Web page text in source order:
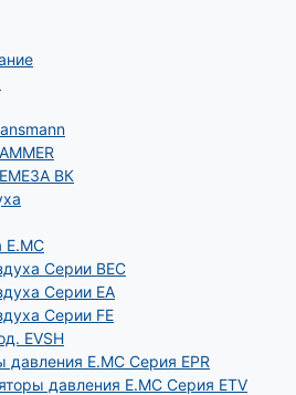
ВК
E.MC
Серии BEC
Серии EA
Серии FE
EVSH
E.MC Серия EPR
давления E.MC Серия ETV